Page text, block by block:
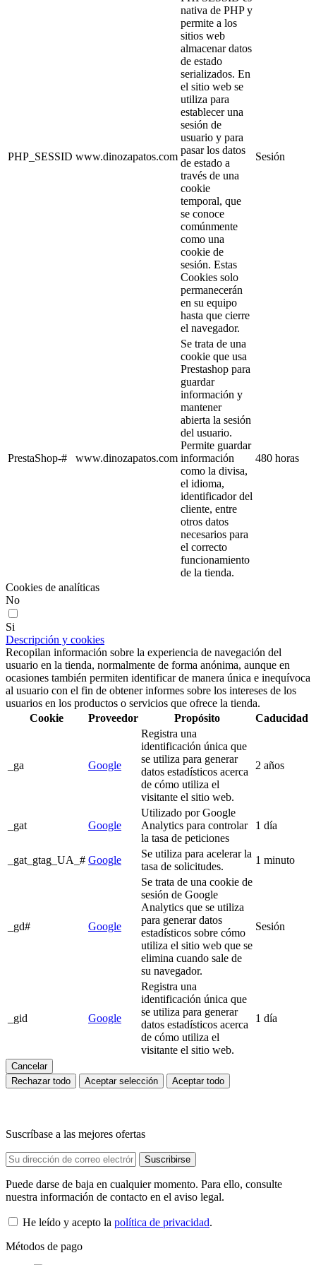
PHP_SESSID www.dinozapatos.com
nativa de PHP y
permite a los
sitios web
almacenar datos
de estado
serializados. En
el sitio web se
utiliza para
establecer una
sesión de
usuario y para
pasar los datos
de estado a
través de una
cookie
temporal, que
se conoce
comúnmente
como una
cookie de
sesión. Estas
Cookies solo
permanecerán
en su equipo
hasta que cierre
el navegador.
Sesión
PrestaShop-# www.dinozapatos.com
Se trata de una
cookie que usa
Prestashop para
guardar
información y
mantener
abierta la sesión
del usuario.
Permite guardar
información
como la divisa,
el idioma,
identificador del
cliente, entre
otros datos
necesarios para
el correcto
funcionamiento
de la tienda.
480 horas
Cookies de analíticas
No
Si
Descripción y cookies
Recopilan información sobre la experiencia de navegación del
usuario en la tienda, normalmente de forma anónima, aunque en
ocasiones también permiten identificar de manera única e inequívoca
al usuario con el fin de obtener informes sobre los intereses de los
usuarios en los productos o servicios que ofrece la tienda.
Cookie
Proveedor Propósito Caducidad
_ga Google
Registra una
identificación única que
se utiliza para generar
datos estadísticos acerca
de cómo utiliza el
visitante el sitio web.
2 años
_gat Google
Utilizado por Google
Analytics para controlar
la tasa de peticiones
1 día
_gat_gtag_UA_# Google
Se utiliza para acelerar la
tasa de solicitudes.
1 minuto
_gd# Google
Se trata de una cookie de
sesión de Google
Analytics que se utiliza
para generar datos
estadísticos sobre cómo
utiliza el sitio web que se
elimina cuando sale de
su navegador.
Sesión
_gid Google
Registra una
identificación única que
se utiliza para generar
datos estadísticos acerca
de cómo utiliza el
visitante el sitio web.
1 día
Cancelar
Rechazar todo
Aceptar selección Aceptar todo
Suscríbase a las mejores ofertas
Puede darse de baja en cualquier momento. Para ello, consulte
nuestra información de contacto en el aviso legal.
He leído y acepto la política de privacidad.
Métodos de pago